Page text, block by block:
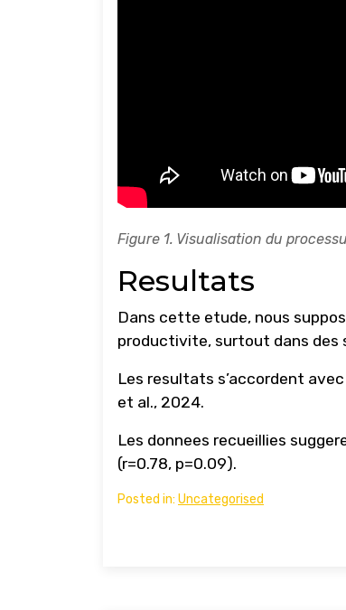
Figure 1. Visualisation du
Resultats
Dans cette etude, nous
productivite, surtout dans des
Les resultats s’accordent
et al., 2024.
Les donnees recueillies
(r=0.78, p=0.09).
Posted in: Uncategorised